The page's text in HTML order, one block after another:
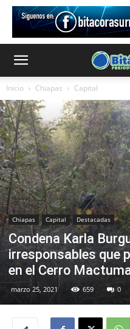
Inicio Chiapas Capital
Chiapas Capital Destacadas
Condena Karla
irresponsables que
en el Cerro
marzo 25, 2021 659 0